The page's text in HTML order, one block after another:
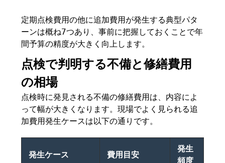
定期点検費用の他に追加費用が発生する典型パタ
ーンは概ね7つあり、事前に把握しておくことで年
間予算の精度が大きく向上します。
点検で判明する不備と修繕費用
の相場
点検時に発見される不備の修繕費用は、内容によ
って幅が大きくなります。現場でよく見られる追
加費用発生ケースは以下の通りです。
発生ケース 費用目安
発生
頻度